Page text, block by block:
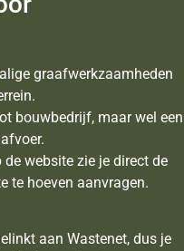
graafwerkzaamheden
bouwbedrijf, maar wel een
de website zie je direct de
te hoeven aanvragen.
aan Wastenet, dus je